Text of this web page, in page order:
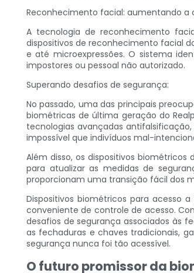
Reconhecimento facial: aumentando a
A tecnologia de reconhecimento
dispositivos de reconhecimento facial
e até microexpressões. O sistema
impostores ou pessoal não autorizado.
Superando desafios de segurança:
No passado, uma das principais
biométricas de última geração do
tecnologias avançadas
impossível que indivíduos mal-
Além disso, os dispositivos
para atualizar as medidas de
proporcionam uma transição fácil dos
Dispositivos biométricos para acesso
conveniente de controle de acesso.
desafios de segurança associados às
as fechaduras e chaves tradicionais,
segurança nunca foi tão acessível.
O futuro promissor da